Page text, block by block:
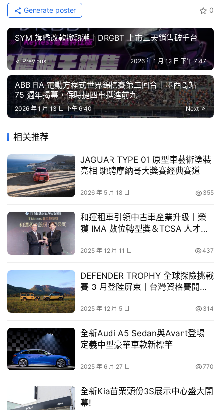
口
碑
中
古
車
行
百
大
古
買
車
幫
忙
跨
C
A
R
的需求
全新第六代 TOYOTA RAV4 徹底顛覆過往休旅的單一
想像，以前所未見的強大陣容強勢回歸，打造了三種截然不
同的面貌，讓汽車不再只是交通工具，而是消費者生活態度
的延伸。無論是穿梭都會、展現俐落時尚的RAV4 ，或是奔
向山海、釋放戶外探索強悍靈魂的 RAV4 ADVENTURE，
甚至是承襲賽道熱血精神、注入運動化基因的 RAV4 GR
SPORT，每一款都是專為獨特品味的消費者而生，內裝設
車款策略，以滿足更多消費者的需求與個人風格偏好。
最新科技TSS 4.0智能升級
｜以極致安全，開創移動新篇
TOYOTA最新智能TSS 4.0主動安全系統註3，不僅偵測
距離擴大1.7倍，水平視野也提升1.15倍，除了可掌握本車道
前方的車輛動態外，更進一步偵測前方第二輛車，及相鄰的
左右車道車輛，助您從容應對潛在風險。除了備受讚譽的
「DRCC 全速域主動式車距維持定速系統」外，另外更新
增了「FCTA 前方橫向來車警示系統」，可主動偵測前方左
右的橫向來車，在判斷有碰撞風險時發出警示以降低事故機
駕駛狀態，在分心或疲勞時主動提醒，為您的安全把關。不
僅如此，全車更搭載高達46項主被動安全配備
「PVM 環景影像輔助系統」更新增了底盤透視功能，讓您
0
Generate poster
SYM 旗艦改款掀熱潮｜DRGBT 上市三天銷售破千台
Previous 2026 年 1 月 12 日 下午 7:47
ABB FIA 電動方程式世界錦標賽第二回合｜墨西哥站
75 週年揭幕，保時捷四車挺進前九
Next
2026 年 1 月 13 日 下午 6:40
相关推荐
JAGUAR TYPE 01 原型車藝術塗裝
亮相 馳騁摩納哥大獎賽經典賽道
2026 年 5 月 18 日 355
和運租車引領中古車產業升級｜榮
獲 IMA 數位轉型獎＆TCSA 人才發
2025 年 12 月 11 日 437
DEFENDER TROPHY 全球探險挑戰
賽 3 月登陸屏東｜台灣資格賽開放
2025 年 12 月 5 日 314
全新Audi A5 Sedan與Avant登場｜
定義中型豪華車款新標竿
2025 年 6 月 27 日 770
全新Kia苗栗頭份3S展示中心盛大開
幕!